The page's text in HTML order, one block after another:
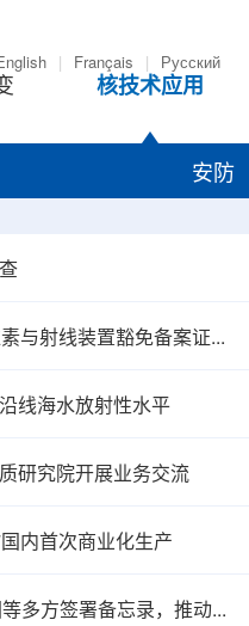
Français Русский
核技术应用
安防
生态环境部公告66项放射性同位素与射线装置豁免备案证明文件
线海水放射性水平
研究院开展业务交流
内首次商业化生产
Clobot 携手韩国原子能环境公团等多方签署备忘录，推动放射性废物安全管理多机型机器人示范